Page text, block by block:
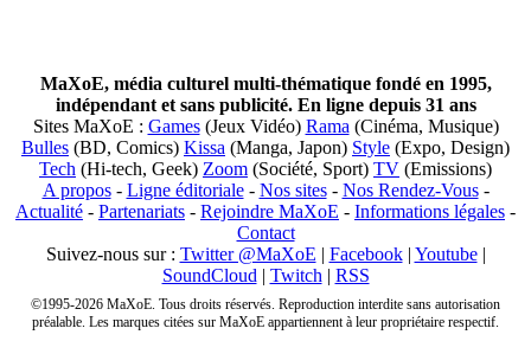
MaXoE, média culturel multi-thématique fondé en 1995,
indépendant et sans publicité. En ligne depuis 31 ans
Sites MaXoE : Games(Jeux Vidéo) Rama (Cinéma, Musique)
Bulles (BD, Comics) Kissa (Manga, Japon) Style (Expo, Design)
Tech (Hi-tech, Geek) Zoom (Société, Sport) TV (Emissions)
A propos- Ligne éditoriale- Nos sites- Nos Rendez-Vous-
Actualité - Partenariats - Rejoindre MaXoE - Informations légales -
Contact
Suivez-nous sur : Twitter @MaXoE | Facebook| Youtube|
SoundCloud | Twitch | RSS
©1995-2026 MaXoE. Tous droits réservés. Reproduction interdite sans autorisation
préalable. Les marques citées sur MaXoE appartiennent à leur propriétaire respectif.